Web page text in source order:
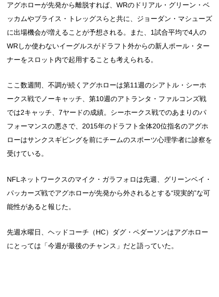
アグホローが先発から離脱すれば、WRのドリアル・グリーン・ベ
ッカムやブライス・トレッグスらと共に、ジョーダン・マシューズ
に出場機会が増えることが予想される。また、1試合平均で4人の
WRしか使わないイーグルスがドラフト外からの新人ポール・ター
ナーをスロット内で起用することも考えられる。
ここ数週間、不調が続くアグホローは第11週のシアトル・シーホ
ークス戦でノーキャッチ、第10週のアトランタ・ファルコンズ戦
では2キャッチ、7ヤードの成績。シーホークス戦でのあまりのパ
フォーマンスの悪さで、2015年のドラフト全体20位指名のアグホ
ローはサンクスギビングを前にチームのスポーツ心理学者に診察を
受けている。
NFLネットワークスのマイク・ガラフォロは先週、グリーンベイ・
パッカーズ戦でアグホローが先発から外されるとする“現実的”な可
能性があると報じた。
先週水曜日、ヘッドコーチ（HC）ダグ・ペダーソンはアグホロー
にとっては「今週が最後のチャンス」だと語っていた。